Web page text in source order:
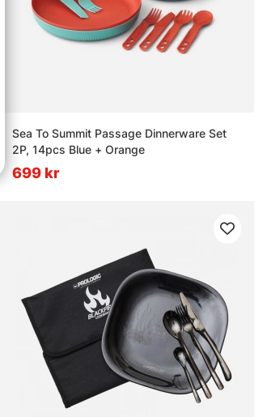
Sea To Summit Passage Dinnerware Set
2P, 14pcs Blue + Orange
699 kr